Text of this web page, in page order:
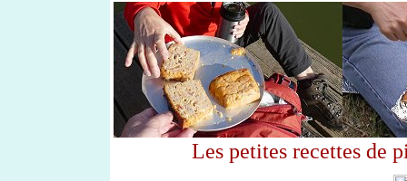
Les petites recettes de